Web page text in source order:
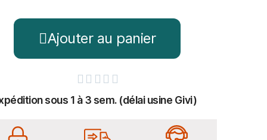
Ajouter au panier
    
sous 1 à 3 sem. (délai usine Givi)